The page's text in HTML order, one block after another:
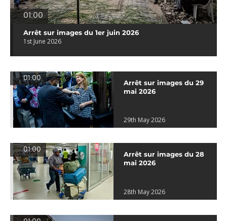
01:00
Arrêt sur images du 1er juin 2026
1st June 2026
01:00
Arrêt sur images du 29
mai 2026
29th May 2026
01:00
Arrêt sur images du 28
mai 2026
28th May 2026